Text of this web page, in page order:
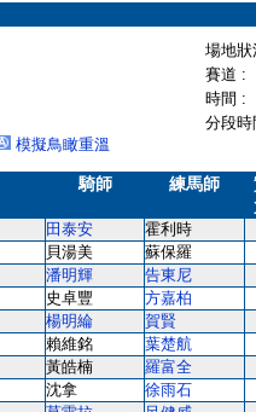
場地
賽道 :
時間 :
分段
模擬鳥瞰重溫
騎師 練馬師
田泰安 霍利時
貝湯美 蘇保羅
潘明輝 告東尼
史卓豐 方嘉柏
楊明綸 賀賢
賴維銘 葉楚航
黃皓楠 羅富全
沈拿 徐雨石